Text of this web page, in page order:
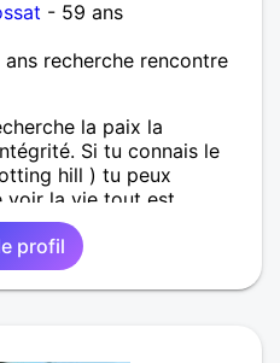
- 59 ans
recherche rencontre
la paix la
Si tu connais le
hill ) tu peux
voir la vie tout est
le coeur. Je suis un
vie, je demande à être
profil